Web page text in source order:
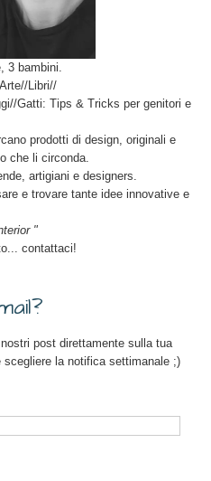
3 bambini.
Libri//
Gatti: Tips & Tricks per genitori e
prodotti di design, originali e
che li circonda.
artigiani e designers.
e trovare tante idee innovative e
"
contattaci!
post direttamente sulla tua
la notifica settimanale ;)